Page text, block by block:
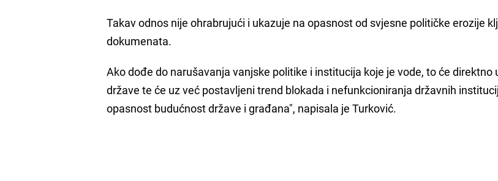
Takav odnos nije ohrabrujući i ukazuje na opasnost od svjesne političke erozije
dokumenata.
Ako dođe do narušavanja vanjske politike i institucija koje je vode, to će
države te će uz već postavljeni trend blokada i nefunkcioniranja državnih
opasnost budućnost države i građana", napisala je Turković.